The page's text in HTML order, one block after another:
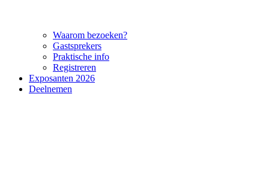
Waarom bezoeken?
Gastsprekers
Praktische info
Registreren
Exposanten 2026
Deelnemen